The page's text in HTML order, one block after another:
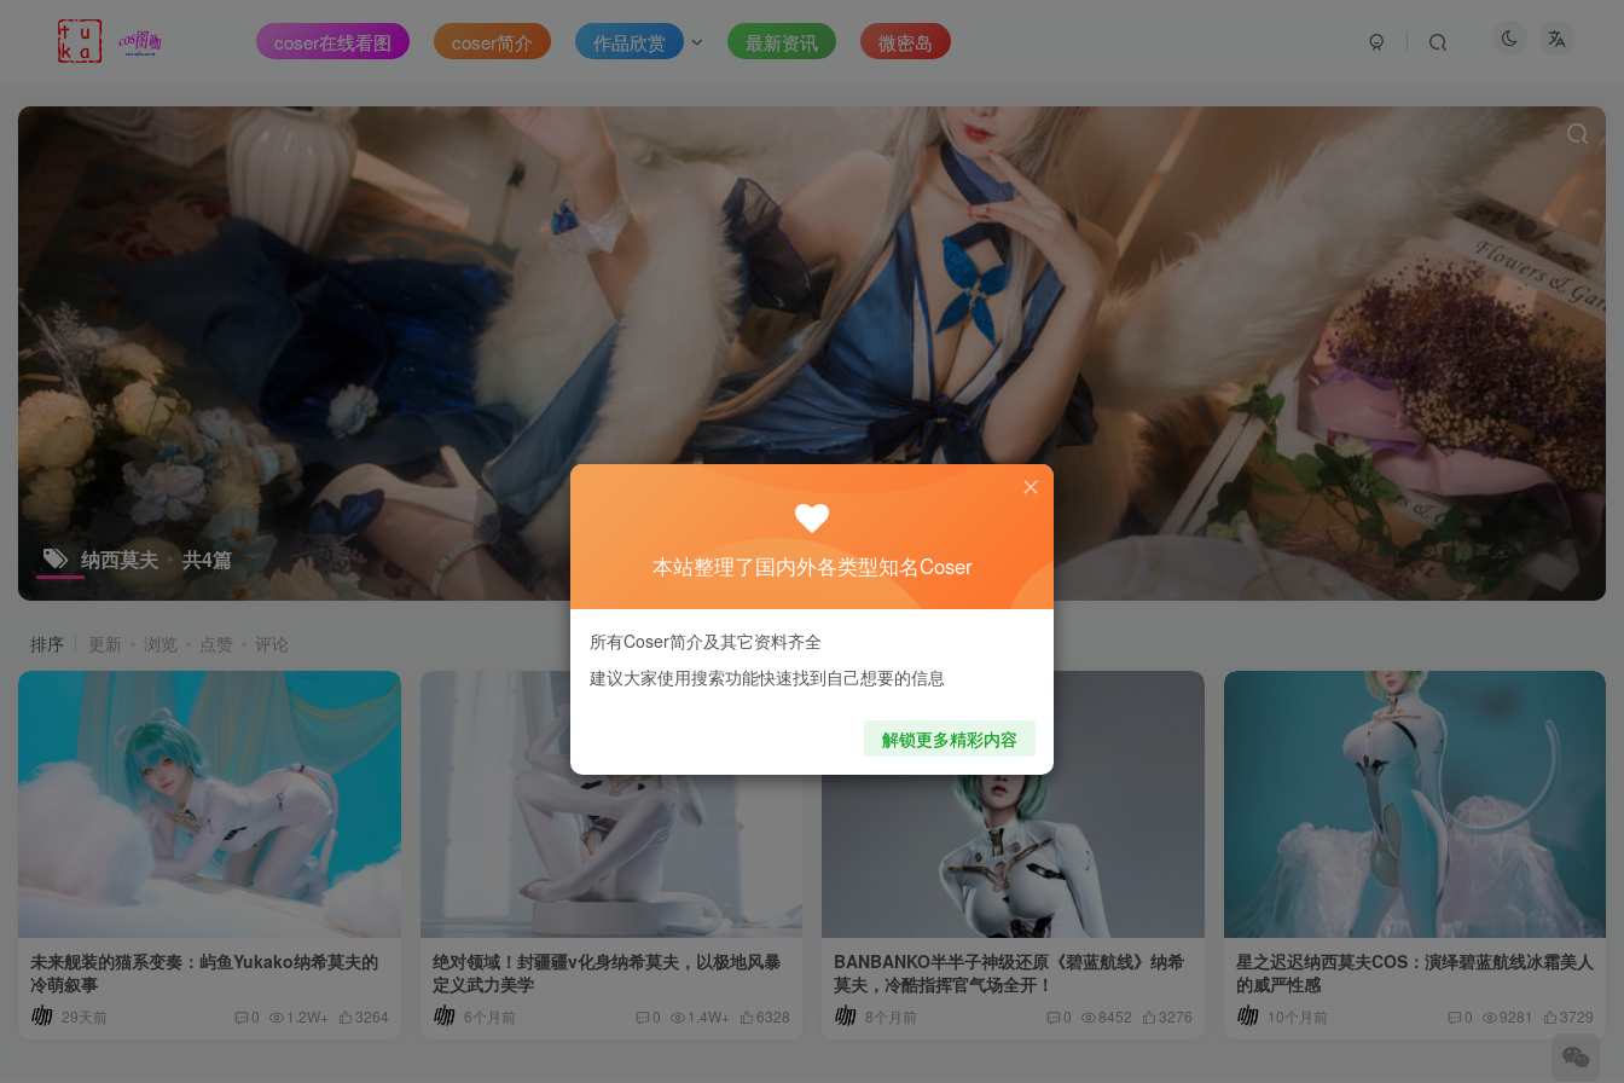
coser在线看图 coser简介 作品欣赏 最新资讯 微密岛
纳西莫夫 共4篇
排序 更新 浏览 点赞 评论
未来舰装的猫系变奏：屿鱼Yukako纳希莫夫的
冷萌叙事
29天前 0 1.2W+ 3264
绝对领域！封疆疆v化身纳希莫夫，以极地风暴
定义武力美学
6个月前 0 1.4W+ 6328
BANBANKO半半子神级还原《碧蓝航线》纳希
莫夫，冷酷指挥官气场全开！
8个月前 0 8452 3276
星之迟迟纳西莫夫COS：演绎碧蓝航线冰霜美人
的威严性感
10个月前 0 9281 3729
本站整理了国内外各类型知名Coser
所有Coser简介及其它资料齐全
建议大家使用搜索功能快速找到自己想要的信息
解锁更多精彩内容